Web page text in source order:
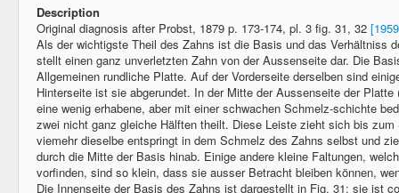
Description
Original diagnosis after Probst, 1879 p. 173-174, pl. 3 fig. 31, 32
Als der wichtigste Theil des Zahns ist die Basis und das Verhältniss
stellt einen ganz unverletzten Zahn von der Aussenseite dar. Die
Allgemeinen rundliche Platte. Auf der Vorderseite derselben sind
Hinterseite ist sie abgerundet. In der Mitte der Aussenseite der
eine wenig erhabene, aber mit einer schwachen Schmelz-schichte
zwei nicht ganz gleiche Hälften theilt. Diese Leiste zieht sich bis
viemehr dieselbe entspringt in dem Schmelz des Zahns selbst und
durch die Mitte der Basis hinab. Einige andere kleine Faltungen,
vorfinden, sind so klein, dass sie ausser Betracht bleiben können,
Die Innenseite der Basis des Zahns ist dargestellt in Fig. 31; sie ist